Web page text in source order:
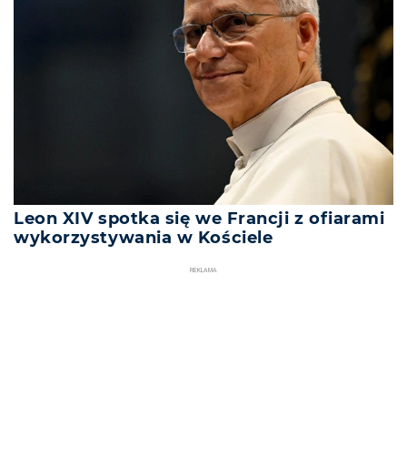
Leon XIV spotka się we Francji z ofiarami
wykorzystywania w Kościele
REKLAMA